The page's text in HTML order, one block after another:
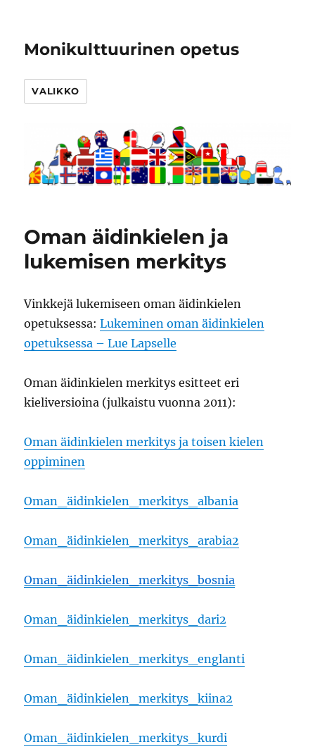
Monikulttuurinen opetus
VALIKKO
Oman äidinkielen ja
lukemisen merkitys
Vinkkejä lukemiseen oman äidinkielen
opetuksessa:Lukeminen oman äidinkielen
opetuksessa – Lue Lapselle
Oman äidinkielen merkitys esitteet eri
kieliversioina (julkaistu vuonna 2011):
Oman äidinkielen merkitys ja toisen kielen
oppiminen
Oman_äidinkielen_merkitys_albania
Oman_äidinkielen_merkitys_arabia2
Oman_äidinkielen_merkitys_bosnia
Oman_äidinkielen_merkitys_dari2
Oman_äidinkielen_merkitys_englanti
Oman_äidinkielen_merkitys_kiina2
Oman_äidinkielen_merkitys_kurdi